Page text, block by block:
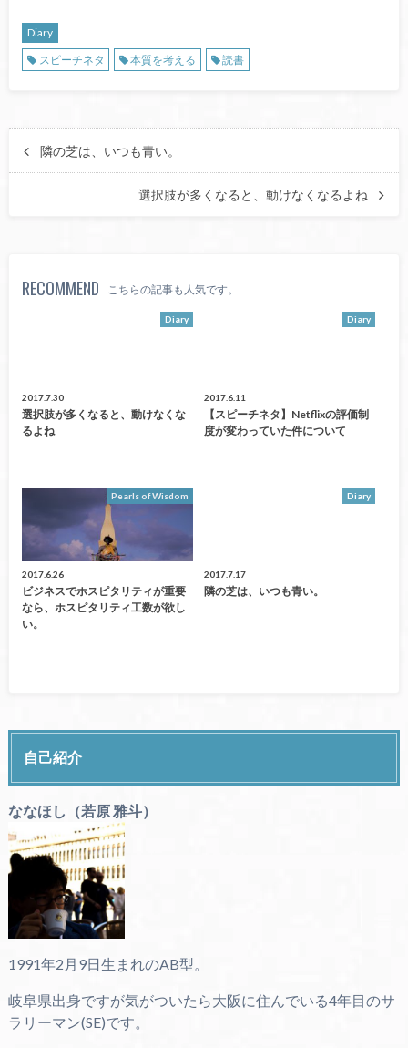
Diary
スピーチネタ
本質を考える 読書
隣の芝は、いつも青い。
選択肢が多くなると、動けなくなるよね
RECOMMEND こちらの記事も人気です。
Diary
2017.7.30
選択肢が多くなると、動けなくな
るよね
Diary
2017.6.11
【スピーチネタ】netflixの評価制
度が変わっていた件について
Pearls of Wisdom
2017.6.26
ビジネスでホスピタリティが重要
なら、ホスピタリティ工数が欲し
い。
Diary
2017.7.17
隣の芝は、いつも青い。
自己紹介
ななほし（若原 雅斗）
1991年2月9日生まれのAB型。
岐阜県出身ですが気がついたら大阪に住んでいる4年目のサ
ラリーマン(SE)です。